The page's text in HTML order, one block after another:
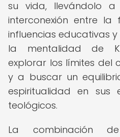
su vida, llevándolo a
interconexión entre la
influencias educativas
la mentalidad de
explorar los límites del
y a buscar un
espiritualidad en sus
teológicos.
La combinación